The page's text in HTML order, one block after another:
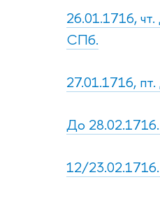
26.01.1716,
СПб.
27.01.1716,
До
12/